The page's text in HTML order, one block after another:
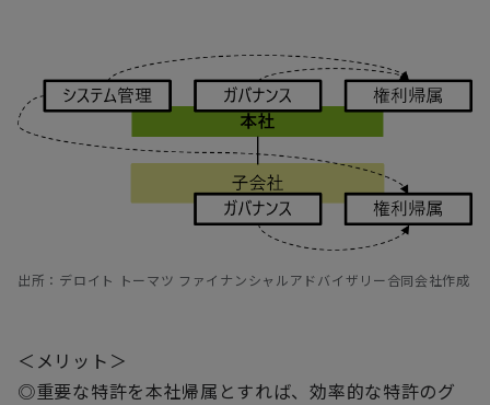
出所：デロイト トーマツ ファイナンシャルアドバイザリー合同会社作成
＜メリット＞
◎重要な特許を本社帰属とすれば、効率的な特許のグ